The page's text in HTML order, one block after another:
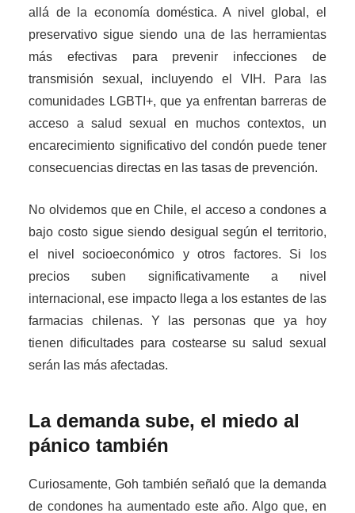
allá de la economía doméstica. A nivel global, el
preservativo sigue siendo una de las herramientas
más efectivas para prevenir infecciones de
transmisión sexual, incluyendo el VIH. Para las
comunidades LGBTI+, que ya enfrentan barreras de
acceso a salud sexual en muchos contextos, un
encarecimiento significativo del condón puede tener
consecuencias directas en las tasas de prevención.
No olvidemos que en Chile, el acceso a condones a
bajo costo sigue siendo desigual según el territorio,
el nivel socioeconómico y otros factores. Si los
precios suben significativamente a nivel
internacional, ese impacto llega a los estantes de las
farmacias chilenas. Y las personas que ya hoy
tienen dificultades para costearse su salud sexual
serán las más afectadas.
La demanda sube, el miedo al
pánico también
Curiosamente, Goh también señaló que la demanda
de condones ha aumentado este año. Algo que, en